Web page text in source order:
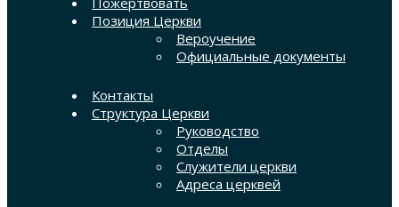
Позиция Церкви
Вероучение
Официальные документы
Контакты
Структура Церкви
Руководство
Отделы
Служители церкви
Адреса церквей